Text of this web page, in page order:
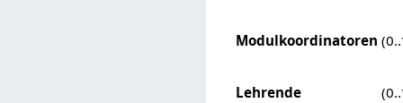
Modulkoordinatoren
Lehrende